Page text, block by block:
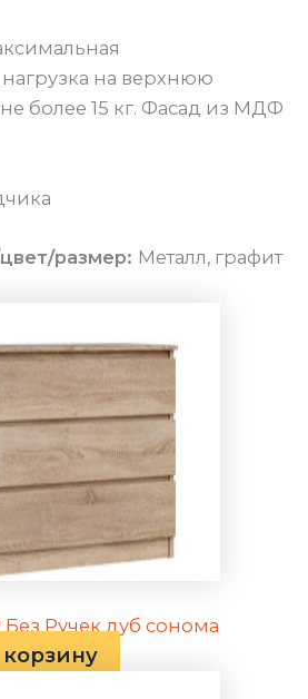
на верхнюю
более 15 кг. Фасад из МДФ
размер: Металл, графит
Ручек дуб сонома